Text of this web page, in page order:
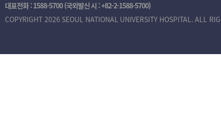
대표전화 :1588-5700(국외발신 시 :+82-2-1588-5700)
COPYRIGHT 2026 SEOUL NATIONAL UNIVERSITY HOSPITAL. ALL